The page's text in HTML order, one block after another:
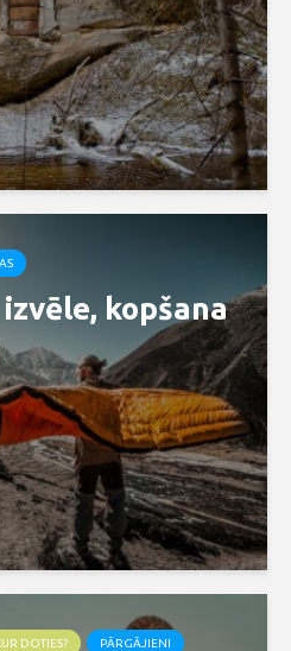
kopšana
DOTIES? PĀRGĀJIENI